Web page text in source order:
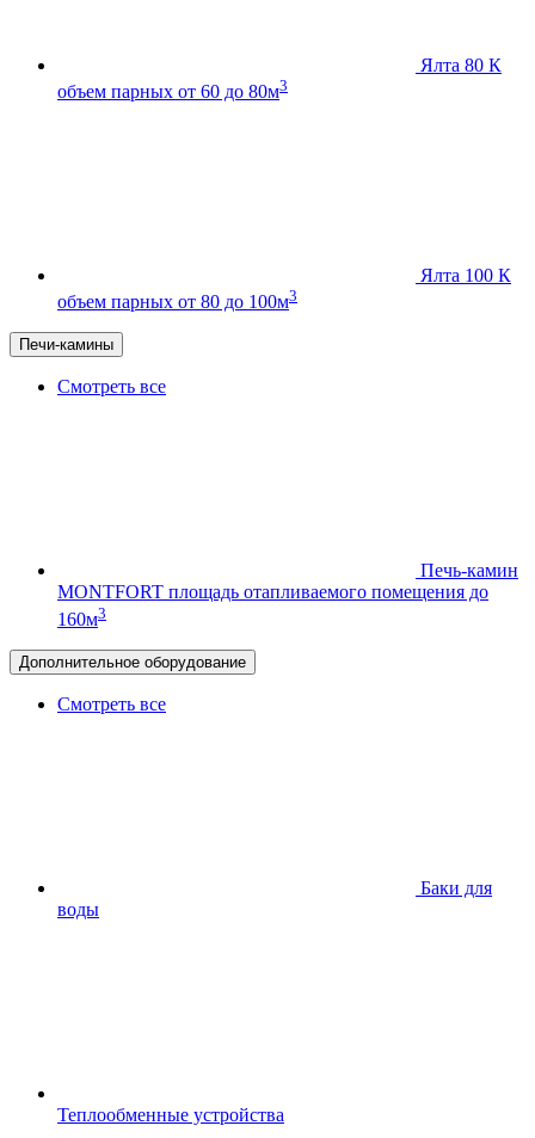
Ялта 80 К
объем парных от 60 до 80м3
Ялта 100 К
объем парных от 80 до 100м3
Печи-камины
Смотреть все
Печь-камин
MONTFORT площадь отапливаемого помещения до
160м3
Дополнительное оборудование
Смотреть все
Баки для
воды
Теплообменные устройства